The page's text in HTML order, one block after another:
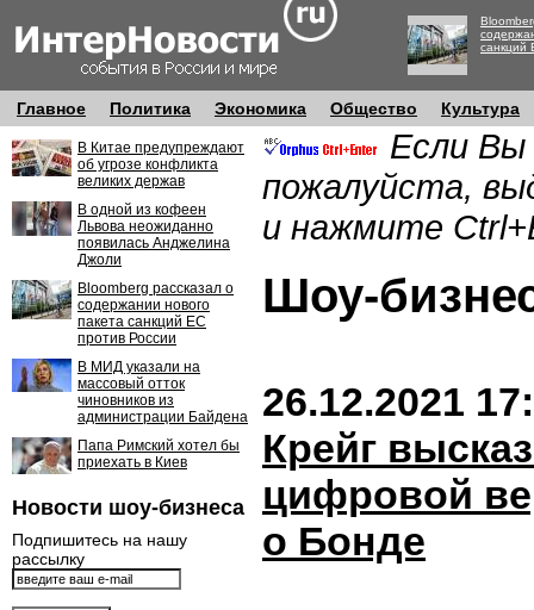
санкций
Главное Политика Экономика Общество Культура
В Китае предупреждают
об угрозе конфликта
великих держав
В одной из кофеен
Львова неожиданно
появилась Анджелина
Джоли
Bloomberg рассказал о
содержании нового
пакета санкций ЕС
против России
В МИД указали на
массовый отток
чиновников из
администрации Байдена
Папа Римский хотел бы
приехать в Киев
Новости шоу-бизнеса
Подпишитесь на нашу
рассылку
Если Вы
пожалуйста,
и нажмите
Шоу-
26.12.2021
Крейг
цифровой
о Бонде